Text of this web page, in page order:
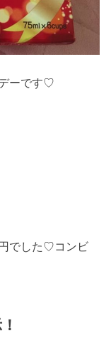
ーです♡
でした♡コンビ